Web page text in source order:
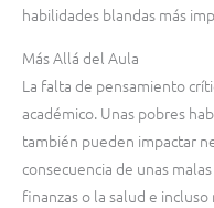
habilidades blandas más
Más Allá del Aula
La falta de pensamiento
académico. Unas pobres
también pueden impactar
consecuencia de unas
finanzas o la salud e